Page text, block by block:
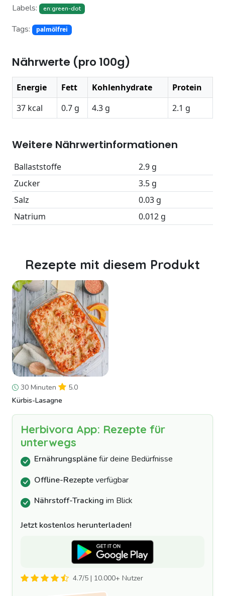
Labels: en:green-dot
Tags: palmölfrei
Nährwerte (pro 100g)
Energie Fett Kohlenhydrate
Protein
37 kcal
0.7 g 4.3 g 2.1 g
Weitere Nährwertinformationen
Ballaststoffe
2.9 g
Zucker
3.5 g
Salz
0.03 g
Natrium
0.012 g
Rezepte mit diesem Produkt
30 Minuten
5.0
Kürbis-Lasagne
Herbivora App: Rezepte für
unterwegs
Ernährungsplänefür deine Bedürfnisse
Offline-Rezepteverfügbar
Nährstoff-Tracking im Blick
Jetzt kostenlos herunterladen!
4.7/5 | 10.000+ Nutzer